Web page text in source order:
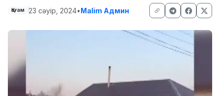
Қоғам 23 сәуір, 2024•Malim Админ